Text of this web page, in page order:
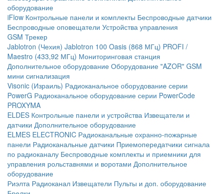
оборудование
iFlow Контрольные панели и комплекты Беспроводные датчики
Беспроводные оповещатели Устройства управления
GSM Трекер
Jablotron (Чехия) Jablotron 100 Oasis (868 МГц) PROFI /
Maestro (433,92 МГц) Мониторинговая станция
Дополнительное оборудование Оборудование "AZOR" GSM
мини сигнализация
Visonic (Израиль) Радиоканальное оборудование серии
PowerG Радиоканальное оборудование серии PowerCode
PROXYMA
ELDES Контрольные панели и устройства Извещатели и
датчики Дополнительное оборудование
ELMES ELECTRONIC Радиоканальные охранно-пожарные
панели Радиоканальные датчики Приемопередатчики сигнала
по радиоканалу Беспроводные комплекты и приемники для
управления рольставнями и воротами Дополнительное
оборудование
Риэлта Радиоканал Извещатели Пульты и доп. оборудование